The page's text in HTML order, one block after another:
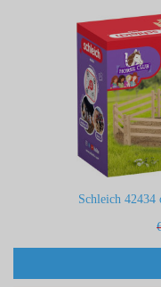
Schleich 42434